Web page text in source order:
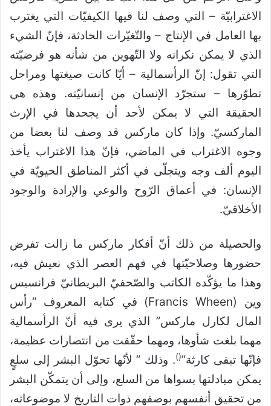
الاغترابيّة – التي وصف لنا فيها الكيفيّات التي يغترب
بها العامل في الإنتاج – والتّغيّرات الحادثة، فإنّ الشيء
الذي لا يمكن نكرانه ولا التّهوين من شأنه هو فرضيّته
التي تقول: إنّ الرأسمالية – أيّا كانت صيغتها ومراحل
تطوّرها – ستجرّد الإنسان من إنسانيّته. وهذه هي
الحقيقة التي لا يمكن لأحد أن يجحدها في الإرث
الماركسيّ. وإذا كان ماركس قد وصف لنا بعضا من
وجوه الاغتراب في الماضي، فإنّ هذا الاغتراب يأخذ
اليوم ألف وجه ويتجلّى في أكثر المناطق الحيويّة في
الإنسان: في أعماق الرّوح والوعي والإرادة والوجود
الأخلاقيّ.
والحصيلة من ذلك أنّ أفكار ماركس ما زالت تفرض
حضورها وصلاحيّتها في فهم العصر الذي نعيش فيه،
وهذا ما يؤكّده الكاتب والصّحفيّ البريطانيّ فرانسيس
وين (Francis Wheen) في كتابه المعروف “رأس
المال لكارل ماركس” الذي يرى فيه أنّ الرأسمالية
مهما بلغت شأوها، ومهما حقّقت من انتصارات عظيمة،
فإنّها تبقى كارثة”(
). وذلك ” لأنّها تحوّل البشر إلى سلعٍ
يمكن مبادلتها بسواها من السلع، وإلى أن يتمكّن البشر
من تحقيق أنفسهم بوصفهم ذوات التاريخ لا موضوعاته،